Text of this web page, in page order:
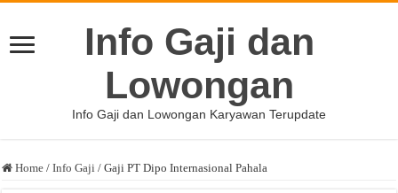
Info Gaji dan
Lowongan
Info Gaji dan Lowongan Karyawan Terupdate
Home / Info Gaji / Gaji PT Dipo Internasional Pahala